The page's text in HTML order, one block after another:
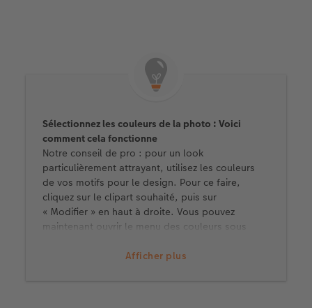
Afficher plus
Sélectionnez les couleurs de la photo : Voici
comment cela fonctionne
Notre conseil de pro : pour un look
particulièrement attrayant, utilisez les couleurs
de vos motifs pour le design. Pour ce faire,
cliquez sur le clipart souhaité, puis sur
« Modifier » en haut à droite. Vous pouvez
maintenant ouvrir le menu des couleurs sous
« Sélectionner les couleurs... ». Sélectionnez le